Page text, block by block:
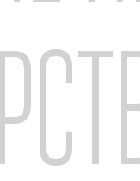
ул.